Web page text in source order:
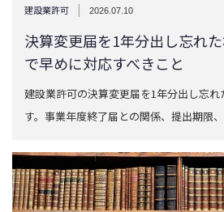
建設業許可 | 2026.07.10
決算変更届を1年分出し忘れ
で早めに対応すべきこと
建設業許可の決算変更届を1年分出し忘
す。事業年度終了届との関係、提出期限